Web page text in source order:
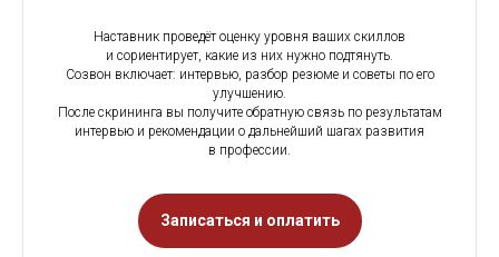
Наставник проведёт оценку уровня ваших скиллов
и сориентирует, какие из них нужно подтянуть.
Созвон включает: интервью, разбор резюме и советы по его
улучшению.
После скрининга вы получите обратную связь по результатам
интервью и рекомендации о дальнейший шагах развития
в профессии.
Записаться и оплатить